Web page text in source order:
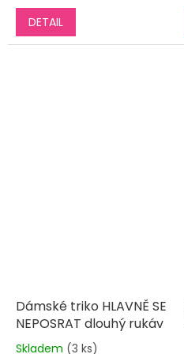
DETAIL
Dámské triko HLAVNĚ SE
NEPOSRAT dlouhý rukáv
Průměrné
Skladem (3 ks)